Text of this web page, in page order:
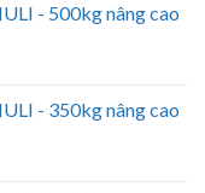
- 500kg nâng cao
- 350kg nâng cao